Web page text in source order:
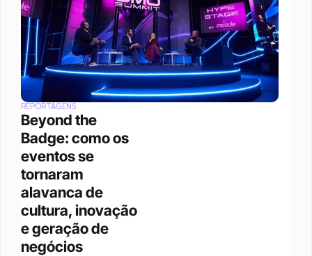
REPORTAGENS
Beyond the
Badge: como os
eventos se
tornaram
alavanca de
cultura, inovação
e geração de
negócios